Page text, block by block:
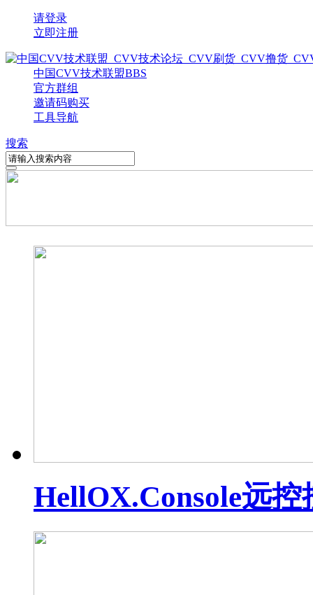
请登录
立即注册
中国CVV技术联盟BBS
官方群组
邀请码购买
工具导航
搜索
HellOX.Console远控